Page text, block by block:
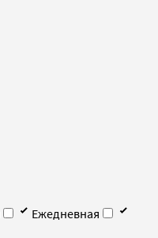
Ежедневная